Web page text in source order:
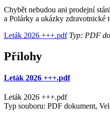
Chybět nebudou ani prodejní
a Polárky a ukázky zdravotnické
Leták 2026 +++.pdfTyp: PDF
Přílohy
Leták 2026 +++.pdf
Leták 2026 +++.pdf
Typ souboru: PDF dokument,